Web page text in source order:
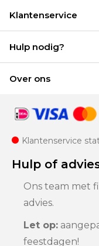
Klantenservice
Hulp nodig?
Over ons
Klantenservice
Hulp of
Ons team met
advies.
Let op:
feestdagen!